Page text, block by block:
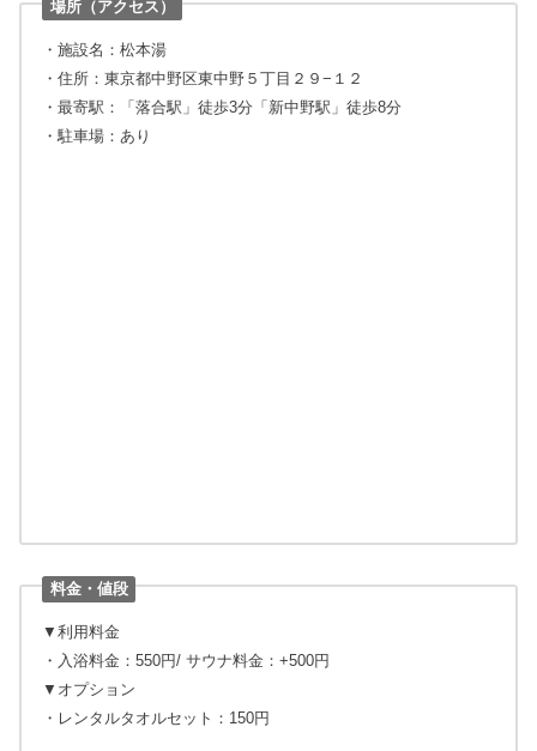
場所（アクセス）
・施設名：松本湯
・住所：東京都中野区東中野５丁目２９−１２
・最寄駅：「落合駅」徒歩3分「新中野駅」徒歩8分
・駐車場：あり
料金・値段
▼利用料金
・入浴料金：550円/ サウナ料金：+500円
▼オプション
・レンタルタオルセット：150円